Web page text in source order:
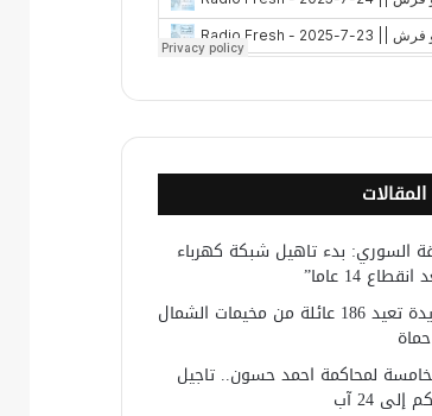
السوري: بدء تاهيل شبكة كهرباء
14 عاما”
قافلة جديدة تعيد 186 عائلة من مخيمات الشمال
لمحاكمة احمد حسون.. تاجيل
إلى 24 آب